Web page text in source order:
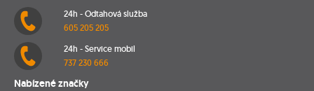
24h - Odtahová služba
605 205 205
24h - Service mobil
737 230 666
Nabízené značky